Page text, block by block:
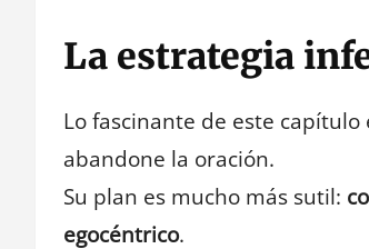
La estrategia
Lo fascinante de este
abandone la oración.
Su plan es mucho más sutil:
egocéntrico.